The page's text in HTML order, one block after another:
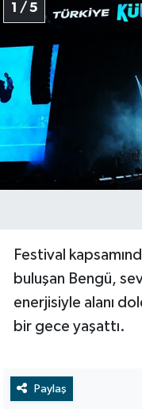
1 / 5
Festival
buluşan Bengü,
enerjisiyle alanı
bir gece yaşattı.
Paylaş